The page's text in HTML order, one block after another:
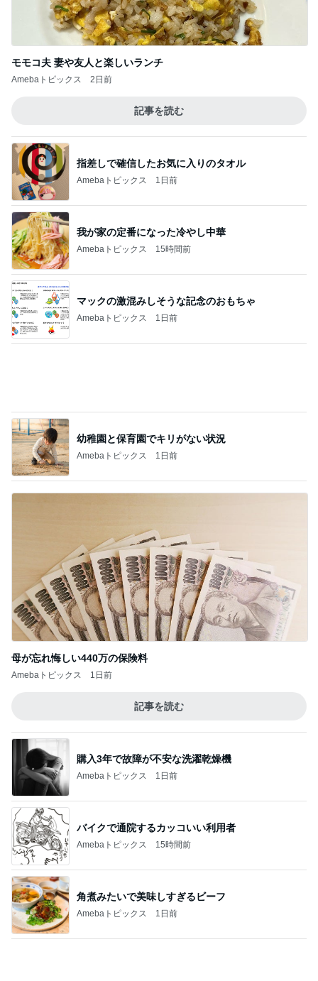
Amebaトピックス 2日前
記事を読む
Amebaトピックス 1日前
我が家の定番になった冷やし中華
Amebaトピックス 15時間前
マックの激混みしそうな記念のおもちゃ
Amebaトピックス 1日前
母が忘れ悔しい440万の保険料
Amebaトピックス 1日前
記事を読む
Amebaトピックス 1日前
バイクで通院するカッコいい利用者
Amebaトピックス 15時間前
角煮みたいで美味しすぎるビーフ
Amebaトピックス 1日前